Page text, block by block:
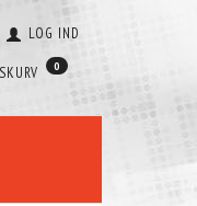
LOG IND
0